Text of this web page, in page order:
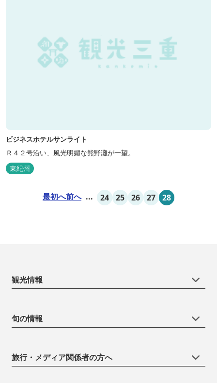
ビジネスホテルサンライト
Ｒ４２号沿い、風光明媚な熊野灘が一望。
東紀州
最初へ前へ ... 24 25 26 27 28
観光情報
旬の情報
旅行・メディア関係者の方へ